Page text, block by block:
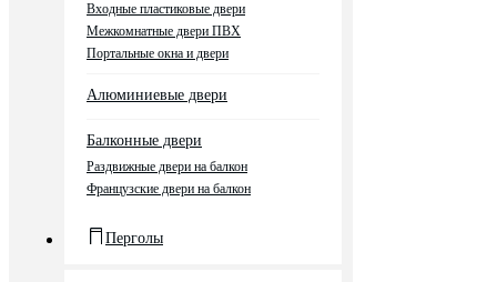
Входные пластиковые двери
Межкомнатные двери ПВХ
Портальные окна и двери
Алюминиевые двери
Балконные двери
Раздвижные двери на балкон
Французские двери на балкон
Перголы